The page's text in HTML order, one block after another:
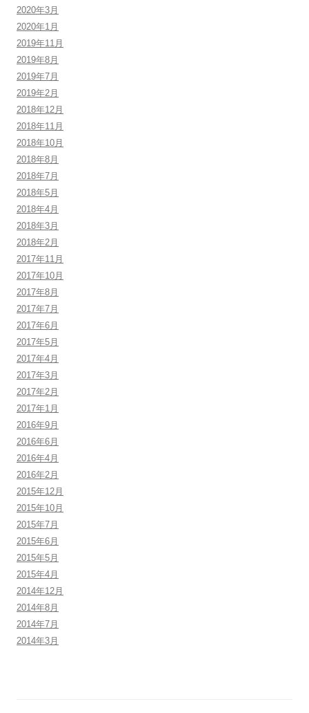
2020年3月
2020年1月
2019年11月
2019年8月
2019年7月
2019年2月
2018年12月
2018年11月
2018年10月
2018年8月
2018年7月
2018年5月
2018年4月
2018年3月
2018年2月
2017年11月
2017年10月
2017年8月
2017年7月
2017年6月
2017年5月
2017年4月
2017年3月
2017年2月
2017年1月
2016年9月
2016年6月
2016年4月
2016年2月
2015年12月
2015年10月
2015年7月
2015年6月
2015年5月
2015年4月
2014年12月
2014年8月
2014年7月
2014年3月